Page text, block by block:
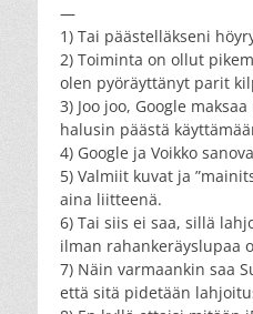
—
1) Tai päästelläkseni
2) Toiminta on ollut
olen pyöräyttänyt parit
3) Joo joo, Google
halusin päästä
4) Google ja Voikko
5) Valmiit kuvat ja
aina liitteenä.
6) Tai siis ei saa, sillä
ilman rahankeräyslupaa
7) Näin varmaankin saa
että sitä pidetään